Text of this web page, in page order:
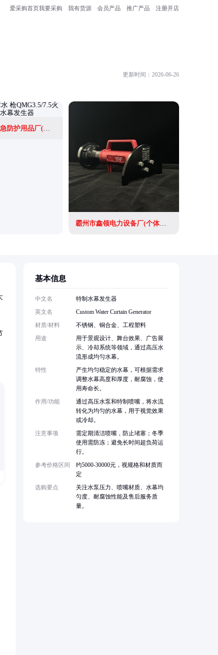
爱采购首页我要采购 我有货源 会员产品 推广产品 注册开店
更新时间：2026-06-26
霸州市森防汛急防护用品厂(个体工商户)
霸州市鑫领电力设备厂(个体工商户)
基本信息
中文名
特制水幕发生器
英文名
Custom Water Curtain Generator
材质/材料
不锈钢、铜合金、工程塑料
用途
用于景观设计、舞台效果、广告展
示、冷却系统等领域，通过高压水
流形成均匀水幕。
特性
产生均匀稳定的水幕，可根据需求
调整水幕高度和厚度，耐腐蚀，使
用寿命长。
作用/功能
通过高压水泵和特制喷嘴，将水流
转化为均匀的水幕，用于视觉效果
或冷却。
注意事项
需定期清洁喷嘴，防止堵塞；冬季
使用需防冻；避免长时间超负荷运
行。
参考价格区间
约5000-30000元，视规格和材质而
定
选购要点
关注水泵压力、喷嘴材质、水幕均
匀度、耐腐蚀性能及售后服务质
量。